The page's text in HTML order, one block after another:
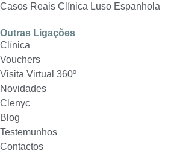
Casos Reais Clínica Luso Espanhola
Outras Ligações
Clínica
Vouchers
Visita Virtual 360º
Novidades
Clenyc
Blog
Testemunhos
Contactos